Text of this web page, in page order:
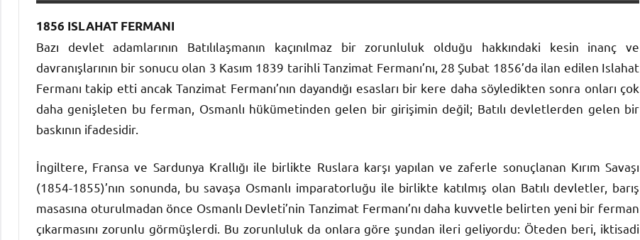
1856 ISLAHAT FERMANI
Bazı devlet adamlarının Batılılaşmanın kaçınılmaz bir zorunluluk olduğu hakkındaki kesin inanç ve
davranışlarının bir sonucu olan 3 Kasım 1839 tarihli Tanzimat Fermanı’nı, 28 Şubat 1856’da ilan edilen Islahat
Fermanı takip etti ancak Tanzimat Fermanı’nın dayandığı esasları bir kere daha söyledikten sonra onları çok
daha genişleten bu ferman, Osmanlı hükümetinden gelen bir girişimin değil; Batılı devletlerden gelen bir
baskının ifadesidir.
İngiltere, Fransa ve Sardunya Krallığı ile birlikte Ruslara karşı yapılan ve zaferle sonuçlanan Kırım Savaşı
(1854-1855)’nın sonunda, bu savaşa Osmanlı imparatorluğu ile birlikte katılmış olan Batılı devletler, barış
masasına oturulmadan önce Osmanlı Devleti’nin Tanzimat Fermanı’nı daha kuvvetle belirten yeni bir ferman
çıkarmasını zorunlu görmüşlerdi. Bu zorunluluk da onlara göre şundan ileri geliyordu: Öteden beri, iktisadi